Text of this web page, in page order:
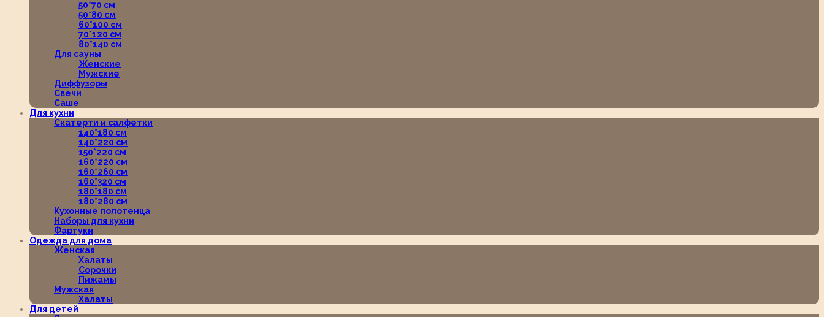
50*70 см
50*80 см
60*100 см
70*120 см
80*140 см
Для сауны
Женские
Мужские
Диффузоры
Свечи
Саше
Для кухни
Скатерти и салфетки
140*180 см
140*220 см
150*220 см
160*220 см
160*260 см
160*320 см
180*180 см
180*280 см
Кухонные полотенца
Наборы для кухни
Фартуки
Одежда для дома
Женская
Халаты
Сорочки
Пижамы
Мужская
Халаты
Для детей